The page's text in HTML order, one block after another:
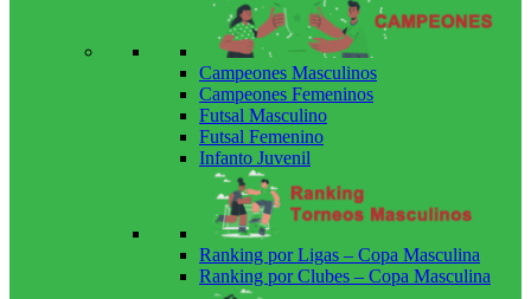
Campeones Masculinos
Campeones Femeninos
Futsal Masculino
Futsal Femenino
Infanto Juvenil
Ranking por Ligas – Copa Masculina
Ranking por Clubes – Copa Masculina